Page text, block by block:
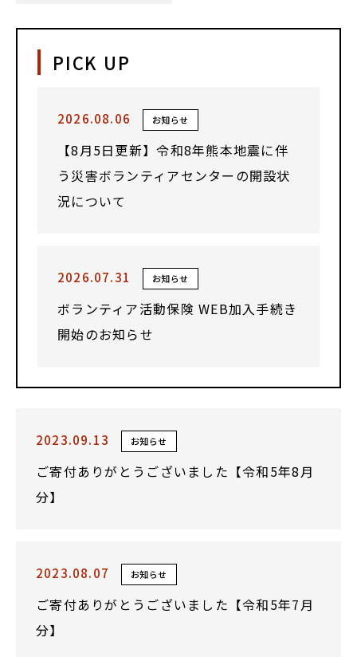
PICK UP
2026.08.06 お知らせ
【8月5日更新】令和8年熊本地震に伴
う災害ボランティアセンターの開設状
況について
2026.07.31 お知らせ
ボランティア活動保険 WEB加入手続き
開始のお知らせ
2023.09.13 お知らせ
ご寄付ありがとうございました【令和5年8月
分】
2023.08.07 お知らせ
ご寄付ありがとうございました【令和5年7月
分】